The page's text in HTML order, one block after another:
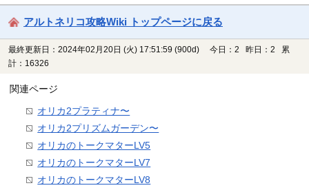
アルトネリコ攻略Wiki トップページに戻る
最終更新日：2024年02月20日 (火) 17:51:59 (900d)
今日：2 昨日：2 累
計：16326
関連ページ
オリカ2プラティナ〜
オリカ2プリズムガーデン〜
オリカのトークマターLV5
オリカのトークマターLV7
オリカのトークマターLV8